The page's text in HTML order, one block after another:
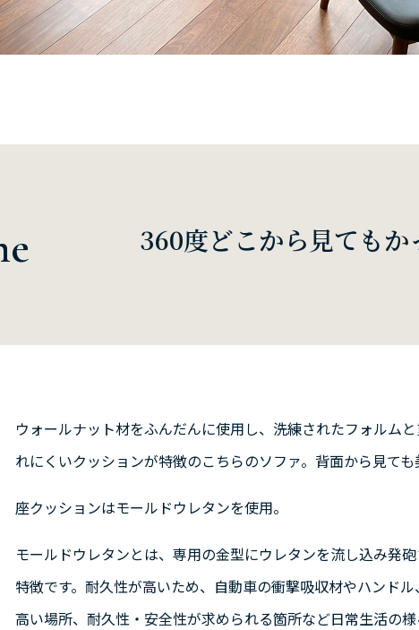
360度どこから見てもか
ウォールナット材をふんだんに使用し、洗練されたフォルム
れにくいクッションが特徴のこちらのソファ。背面から見ても
座クッションはモールドウレタンを使用。
モールドウレタンとは、専用の金型にウレタンを流し込み発
特徴です。耐久性が高いため、自動車の衝撃吸収材やハンド
高い場所、耐久性・安全性が求められる箇所など日常生活の様